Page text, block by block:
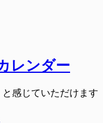
レンダー
感じていただけます